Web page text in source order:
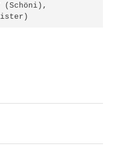
(Schöni),